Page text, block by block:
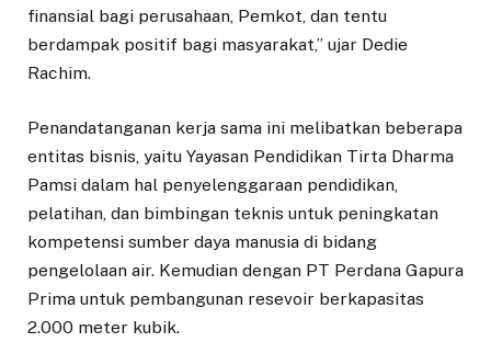
finansial bagi perusahaan, Pemkot, dan tentu
berdampak positif bagi masyarakat,” ujar Dedie
Rachim.
Penandatanganan kerja sama ini melibatkan beberapa
entitas bisnis, yaitu Yayasan Pendidikan Tirta Dharma
Pamsi dalam hal penyelenggaraan pendidikan,
pelatihan, dan bimbingan teknis untuk peningkatan
kompetensi sumber daya manusia di bidang
pengelolaan air. Kemudian dengan PT Perdana Gapura
Prima untuk pembangunan resevoir berkapasitas
2.000 meter kubik.